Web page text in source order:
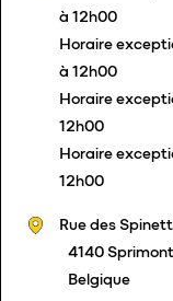
à 12h00
Horaire
à 12h00
Horaire
12h00
Horaire
12h00
Rue des
4140 Sprimont
Belgique